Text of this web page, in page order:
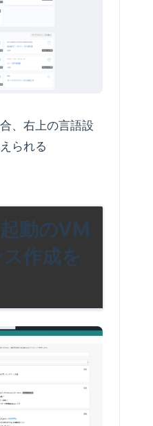
、右上の言語設
られる
動のVM
作成を